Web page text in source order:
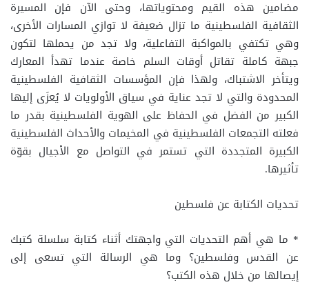
مضامين هذه القيم ومحتوياتها، وحتى الآن فإن المسيرة
الثقافية الفلسطينية ما تزال ضعيفة لا توازي المسارات الأخرى،
وهي تكتفي بالمواكبة التفاعلية، ولا تجد من يحملها لتكون
جبهة كاملة تقاتل أوقات السلم خاصة عندما تهدأ المعارك
ويتأخر الاشتباك، ولهذا فإن المؤسسات الثقافية الفلسطينية
المحدودة والتي لا تجد عناية في سياق الأولويات لا يُعزَى إليها
الكبير من الفضل في الحفاظ على الهوية الفلسطينية بقدر ما
فعلته التجمعات الفلسطينية في المخيمات والأحداث الفلسطينية
الكبيرة المتجددة التي تستمر في التواصل مع الأجيال بقوّة
تأثيرها.
تحديات الكتابة عن فلسطين
* ما هي أهم التحديات التي واجهتك أثناء كتابة سلسلة كتبك
عن القدس وفلسطين؟ وما هي الرسالة التي تسعى إلى
إيصالها من خلال هذه الكتب؟